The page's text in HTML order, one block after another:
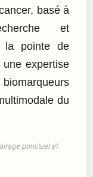
basé à
et
la pointe de
une expertise
du
ponctuel et